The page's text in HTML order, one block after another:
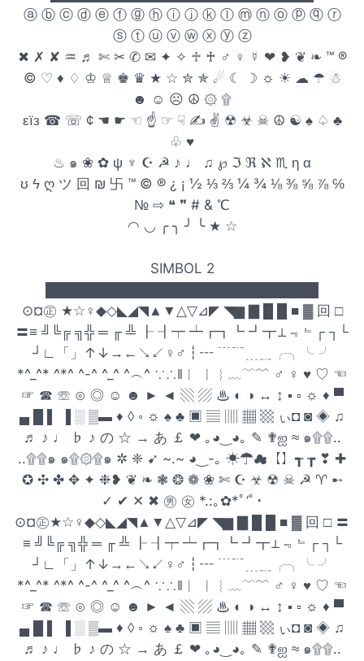
ⓐ ⓑ ⓒ ⓓ ⓔ ⓕ ⓖ ⓗ ⓘ ⓙ ⓚ ⓛ ⓜ ⓝ ⓞ ⓟ ⓠ ⓡ
ⓢ ⓣ ⓤ ⓥ ⓦ ⓧ ⓨ ⓩ
✖ ✗ ✘ ♒ ♬ ✄ ✂ ✆ ✉ ✦ ✧ ♱ ♰ ♂ ♀ ☿ ❤ ❥ ❦ ❧ ™ ®
© ♡ ♦ ♢ ♔ ♕ ♚ ♛ ★ ☆ ✮ ✯ ☄ ☾ ☽ ☼ ☀ ☁ ☂ ☃
☻ ☺ ☹ ☮ ۞ ۩
εїз ☎ ☏ ¢ ☚ ☛ ☜ ☝ ☞ ☟ ✍ ✌ ☢ ☣ ☠ ☮ ☯ ♠ ♤ ♣
♧ ♥
♨ ๑ ❀ ✿ ψ ♆ ☪ ☭ ♪ ♩ ♫ ℘ ℑ ℜ ℵ ♏ η α
ʊ ϟ ღ ツ 回 ₪ 卐 ™ © ® ¿ ¡ ½ ⅓ ⅔ ¼ ¾ ⅛ ⅜ ⅝ ⅞ ℅
№ ⇨ ❝ ❞ # & ℃
◠ ◡ ╭ ╮ ╯ ╰ ★ ☆
SIMBOL 2
⊙¤㊣ ★☆♀◆◇◣◢◥▲▼△▽⊿◤ ◥▆ ▇ █ █ ■ ▓ 回 □
〓≡ ╝╚╔ ╗╬ ═ ╓ ╩ ┠ ┨┯ ┷┏┓┗ ┛┳⊥﹃﹄┌ ┐└
┘∟「」↑↓→←↘↙♀♂┇┅ ﹉﹊﹍﹎╭╮╰ ╯
*^_^* ^*^ ^-^ ^_^ ^︵^ ∵∴‖︱ ︳︴﹏﹋﹌ ♂ ♀ ♥ ♡ ☜
☞ ☎ ☏ ⊙ ◎ ☺ ☻ ► ◄ ▧ ▨ ♨ ◐ ◑ ↔ ↕ ▪ ▫ ☼ ♦ ▀
▄ █ ▌ ▐ ░ ▒▬ ♦ ◊ ◦ ☼ ♠ ♣ ▣ ▤ ▥ ▦ ▩ ぃ◘ ◙ ◈ ♫
♬ ♪ ♩ ♭ ♪ の ☆ → あ ￡ ❤ ｡◕‿◕｡ ✎ ✟ஐ ≈ ๑۩۩..
..۩۩๑ ๑۩۞۩๑ ✲ ❈ ➹ ~.~ ◕‿-｡ ☀☂☁【】┱ ┲ ❣ ✚
✪ ✣ ✤ ✥ ✦ ❉❥ ❦ ❧ ❃ ❂ ❁ ❀ ✄ ☪ ☣ ☢ ☠ ☭ ♈ ➸
✓ ✔ ✕ ✖ ㊚ ㊛ *.:｡✿*ﾟ‘ﾟ･
⊙¤㊣★☆♀◆◇◣◢◥▲▼△▽⊿◤ ◥▆ ▇ █ █ ■ ▓ 回 □ 〓
≡ ╝╚╔ ╗╬ ═ ╓ ╩ ┠ ┨┯ ┷┏┓┗ ┛┳⊥﹃﹄┌ ┐└
┘∟「」↑↓→←↘↙♀♂┇┅ ﹉﹊﹍﹎╭╮╰ ╯
*^_^* ^*^ ^-^ ^_^ ^︵^ ∵∴‖︱ ︳︴﹏﹋﹌ ♂ ♀ ♥ ♡ ☜
☞ ☎ ☏ ⊙ ◎ ☺ ☻ ► ◄ ▧ ▨ ♨ ◐ ◑ ↔ ↕ ▪ ▫ ☼ ♦ ▀
▄ █ ▌ ▐ ░ ▒▬ ♦ ◊ ◦ ☼ ♠ ♣ ▣ ▤ ▥ ▦ ▩ ぃ◘ ◙ ◈ ♫
♬ ♪ ♩ ♭ ♪ の ☆ → あ ￡ ❤ ｡◕‿◕｡ ✎ ✟ஐ ≈ ๑۩۩..